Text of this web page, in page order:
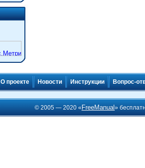
О проекте Новости Инструкции Вопрос-
© 2005 — 2020 « FreeManual»